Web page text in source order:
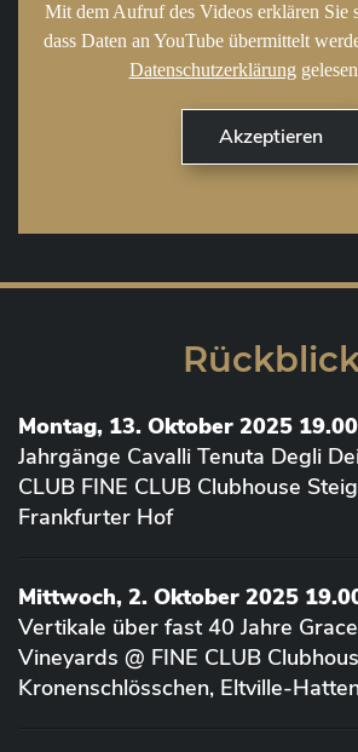
Mit dem Aufruf des Videos erklären Sie
dass Daten an YouTube übermittelt
Datenschutzerklärung
Montag, 13. Oktober 2025
Jahrgänge Cavalli Tenuta Degli
CLUB FINE CLUB Clubhouse
Frankfurter Hof
Mittwoch, 2. Oktober 2025
Vertikale über fast 40 Jahre
Vineyards @ FINE CLUB
Kronenschlösschen, Eltville-